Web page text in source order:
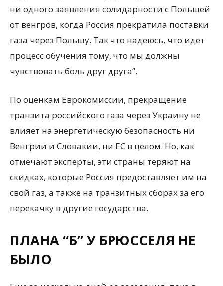
ни одного заявления солидарности с Польшей
от венгров, когда Россия прекратила поставки
газа через Польшу. Так что надеюсь, что идет
процесс обучения тому, что мы должны
чувствовать боль друг друга”.
По оценкам Еврокомиссии, прекращение
транзита российского газа через Украину не
влияет на энергетическую безопасность ни
Венгрии и Словакии, ни ЕС в целом. Но, как
отмечают эксперты, эти страны теряют на
скидках, которые Россия предоставляет им на
свой газ, а также на транзитных сборах за его
перекачку в другие государства.
ПЛАНА “Б” У БРЮССЕЛЯ НЕ
БЫЛО